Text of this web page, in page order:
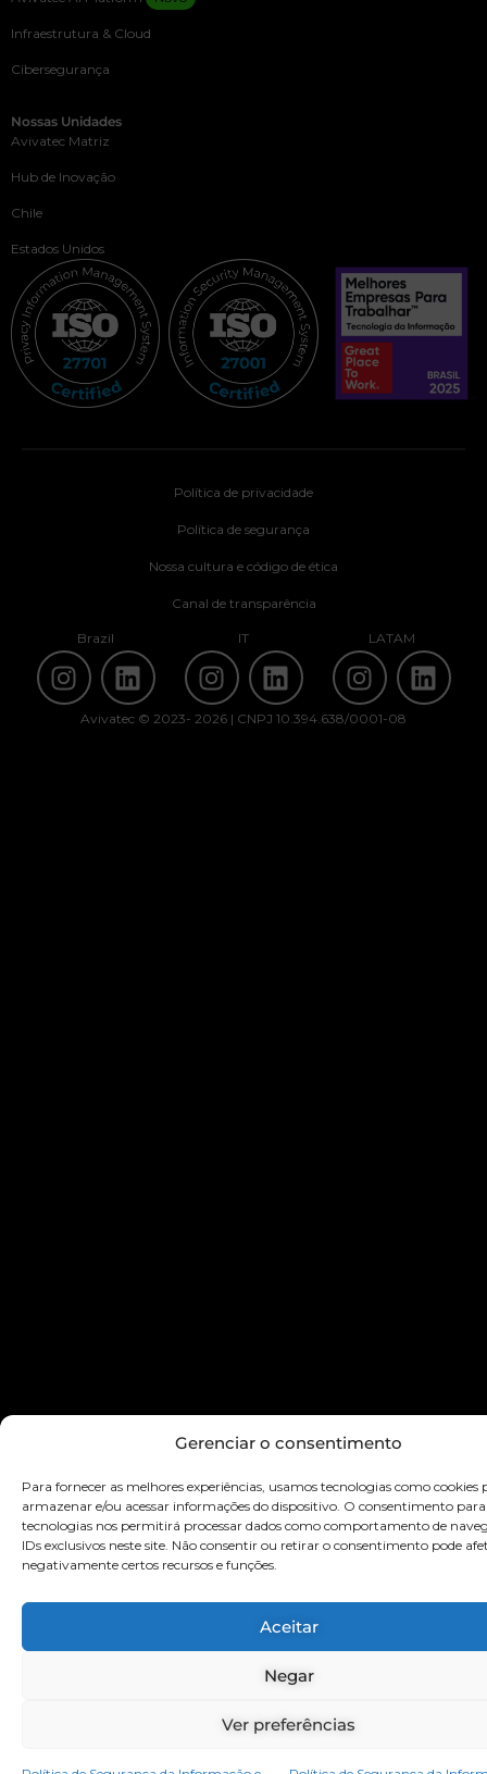
Gerenciar o consentimento
Para fornecer as melhores experiências, usamos tecnologias como cookies
armazenar e/ou acessar informações do dispositivo. O consentimento para
tecnologias nos permitirá processar dados como comportamento de
IDs exclusivos neste site. Não consentir ou retirar o consentimento pode
negativamente certos recursos e funções.
Aceitar
Negar
Ver preferências
Infraestrutura & Cloud
Cibersegurança
Nossas Unidades
Avivatec Matriz
Hub de Inovação
Chile
Estados Unidos
Política de privacidade
Política de segurança
Nossa cultura e código de ética
Canal de transparência
Avivatec © 2023- 2026 | CNPJ 10.394.638/0001-08
Brazil IT LATAM